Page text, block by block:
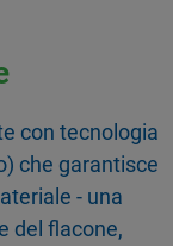
con tecnologia
che garantisce
- una
del flacone,